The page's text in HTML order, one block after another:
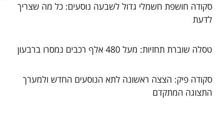
סקודה חושפת חשמלי גדול לשבעה נוסעים: כל מה שצריך
לדעת
טסלה שוברת תחזיות: מעל 480 אלף רכבים נמסרו ברבעון
סקודה פיק: הצצה ראשונה לתא הנוסעים החדש ולמערך
התצוגה המתקדם